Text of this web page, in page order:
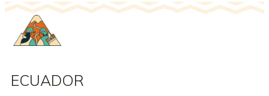
ECUADOR